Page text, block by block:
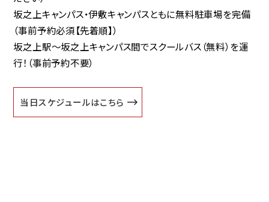
坂之上キャンパス・伊敷キャンパスともに無料駐車場を完備
（事前予約必須【先着順】）
坂之上駅～坂之上キャンパス間でスクールバス（無料） を運
行！（事前予約不要）
当日スケジュールはこちら